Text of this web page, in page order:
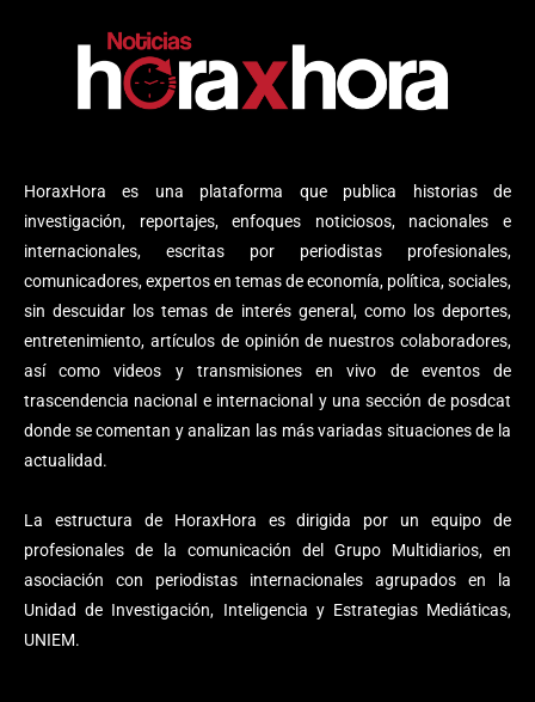
HoraxHora es una plataforma que publica historias de
investigación, reportajes, enfoques noticiosos, nacionales e
internacionales, escritas por periodistas profesionales,
comunicadores, expertos en temas de economía, política, sociales,
sin descuidar los temas de interés general, como los deportes,
entretenimiento, artículos de opinión de nuestros colaboradores,
así como videos y transmisiones en vivo de eventos de
trascendencia nacional e internacional y una sección de posdcat
donde se comentan y analizan las más variadas situaciones de la
actualidad.
La estructura de HoraxHora es dirigida por un equipo de
profesionales de la comunicación del Grupo Multidiarios, en
asociación con periodistas internacionales agrupados en la
Unidad de Investigación, Inteligencia y Estrategias Mediáticas,
UNIEM.